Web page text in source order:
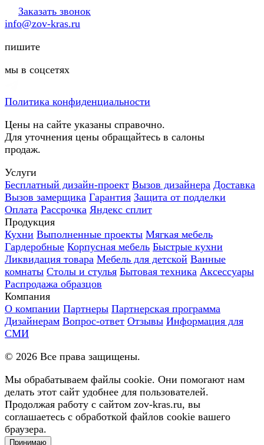
Заказать звонок
info@zov-kras.ru
пишите
мы в соцсетях
Политика конфиденциальности
Цены на сайте указаны справочно.
Для уточнения цены обращайтесь в салоны
продаж.
Услуги
Бесплатный дизайн-проект Вызов дизайнера Доставка
Вызов замерщика Гарантия Защита от подделки
Оплата Рассрочка Яндекс сплит
Продукция
Кухни Выполненные проекты Мягкая мебель
Гардеробные Корпусная мебель Быстрые кухни
Ликвидация товара Мебель для детской Ванные
комнаты Столы и стулья Бытовая техника Аксессуары
Распродажа образцов
Компания
О компании Партнеры Партнерская программа
Дизайнерам Вопрос-ответ Отзывы Информация для
СМИ
© 2026 Все права защищены.
Мы обрабатываем файлы cookie. Они помогают нам
делать этот сайт удобнее для пользователей.
Продолжая работу с сайтом zov-kras.ru, вы
соглашаетесь с обработкой файлов cookie вашего
браузера.
Принимаю